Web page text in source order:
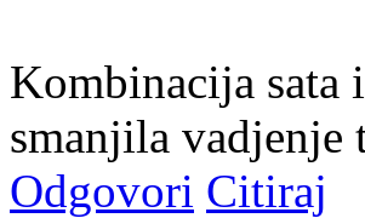
Kombinacija sata
smanjila vadjenje
Odgovori Citiraj